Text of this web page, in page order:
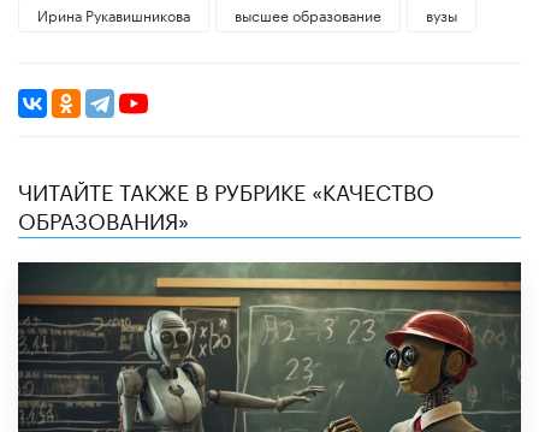
Ирина Рукавишникова
высшее образование вузы
ЧИТАЙТЕ ТАКЖЕ В РУБРИКЕ «КАЧЕСТВО
ОБРАЗОВАНИЯ»